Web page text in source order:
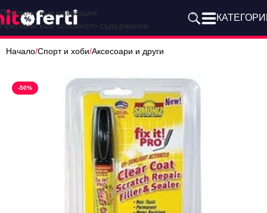
Прескочи към навигация
Прескочи към основното съдържание
Начало/Спорт и хоби/Аксесоари и други
-50%